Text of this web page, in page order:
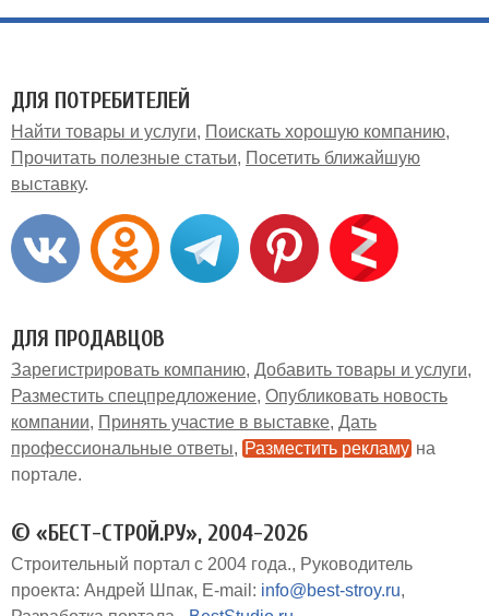
ДЛЯ ПОТРЕБИТЕЛЕЙ
Найти товары и услуги
Поискать хорошую компанию
Прочитать полезные статьи
Посетить ближайшую
выставку
ДЛЯ ПРОДАВЦОВ
Зарегистрировать компанию Добавить товары и услуги
Разместить спецпредложение Опубликовать новость
компании
Принять участие в выставке Дать
профессиональные ответы
Разместить рекламу на
портале
© «БЕСТ-СТРОЙ.РУ», 2004-2026
Строительный портал с 2004 года.
Руководитель
проекта: Андрей Шпак E-mail: info@best-stroy.ru